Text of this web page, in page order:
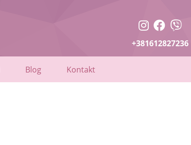
+381612827236
Blog Kontakt